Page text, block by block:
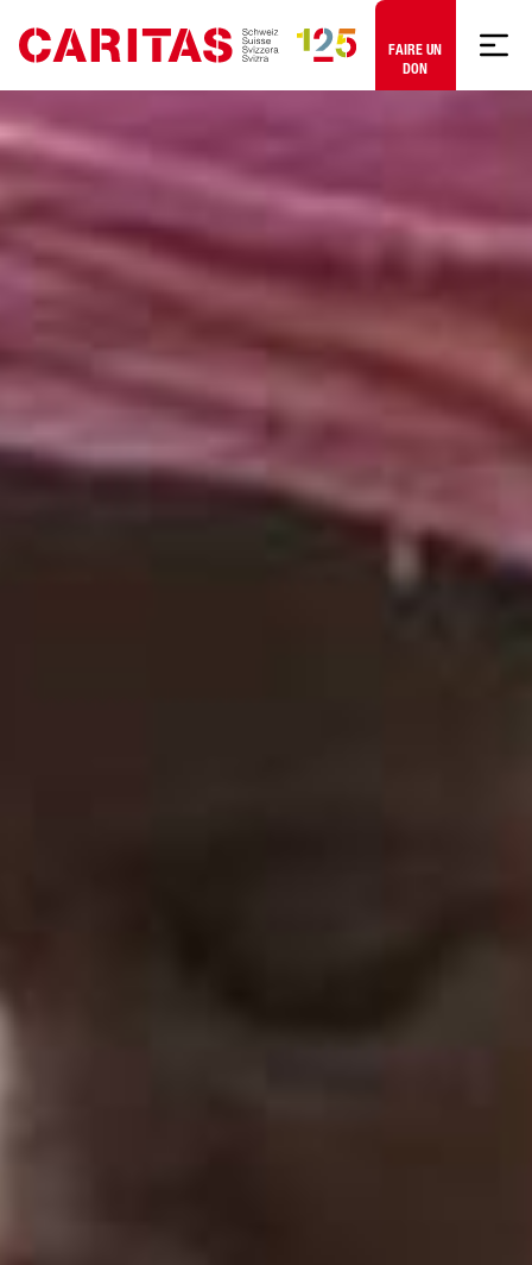
Aller au contenu
FAIRE UN
DON